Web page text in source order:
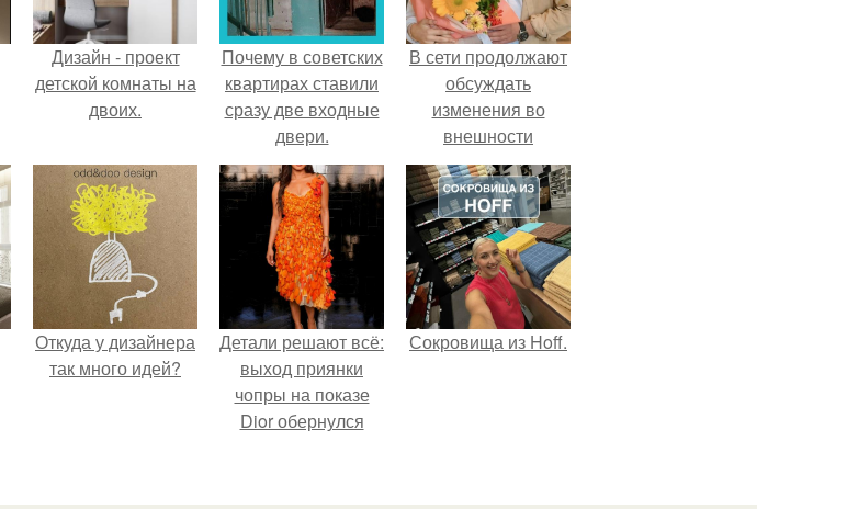
Дизайн - проект
детской комнаты на
двоих.
Почему в советских
квартирах ставили
сразу две входные
двери.
В сети продолжают
обсуждать
изменения во
внешности
актрисы.
Откуда у дизайнера
так много идей?
Детали решают всё:
выход приянки
чопры на показе
Dior обернулся
пошива.
Сокровища из Hoff.